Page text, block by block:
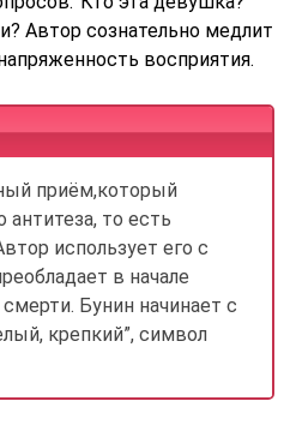
Автор сознательно медлит
восприятия.
приём,который
антитеза, то есть
использует его с
в начале
Бунин начинает с
крепкий”, символ